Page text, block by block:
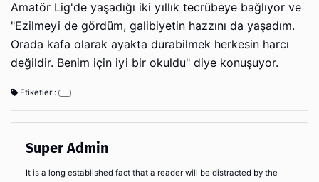
Amatör Lig'de yaşadığı iki yıllık tecrübeye bağlıyor ve
"Ezilmeyi de gördüm, galibiyetin hazzını da yaşadım.
Orada kafa olarak ayakta durabilmek herkesin harcı
değildir. Benim için iyi bir okuldu" diye konuşuyor.
Etiketler :
Super Admin
It is a long established fact that a reader will be distracted by the